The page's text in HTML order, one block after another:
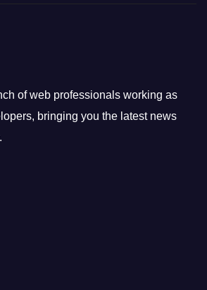
of web professionals working as
bringing you the latest news